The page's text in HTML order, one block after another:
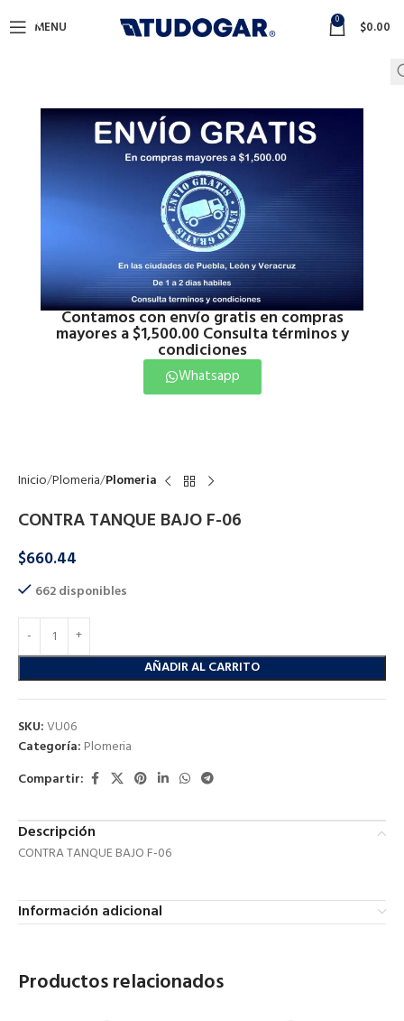
Contamos con envío gratis en compras
mayores a $1,500.00 Consulta términos y
condiciones
Whatsapp
MENU 0 $0.00
Inicio Plomeria Plomeria
CONTRA TANQUE BAJO F-06
$660.44
662 disponibles
AÑADIR AL CARRITO
SKU:VU06
Categoría: Plomeria
Compartir:
Descripción
CONTRA TANQUE BAJO F-06
Información adicional
Productos relacionados